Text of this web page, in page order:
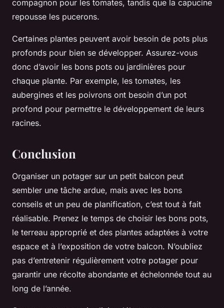
compagnon pour les tomates, tandis que la capucine
repousse les pucerons.
Certaines plantes peuvent avoir besoin de pots plus
profonds pour bien se développer. Assurez-vous
donc d’avoir les bons pots ou jardinières pour
chaque plante. Par exemple, les tomates, les
aubergines et les poivrons ont besoin d’un pot
profond pour permettre le développement de leurs
racines.
Conclusion
Organiser un potager sur un petit balcon peut
sembler une tâche ardue, mais avec les bons
conseils et un peu de planification, c’est tout à fait
réalisable. Prenez le temps de choisir les bons pots,
le terreau approprié et des plantes adaptées à votre
espace et à l’exposition de votre balcon. N’oubliez
pas d’entretenir régulièrement votre potager pour
garantir une récolte abondante et échelonnée tout au
long de l’année.